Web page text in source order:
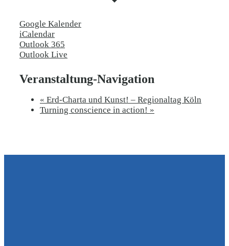
Google Kalender
iCalendar
Outlook 365
Outlook Live
Veranstaltung-Navigation
« Erd-Charta und Kunst! – Regionaltag Köln
Turning conscience in action! »